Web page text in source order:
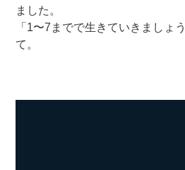
ました。
「1〜7までで生きていきましょ
て。